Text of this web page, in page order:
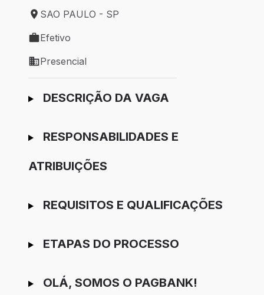
Local de trabalho: SAO PAULO - SP
SAO PAULO - SP
Tipo de vaga: Efetivo
Efetivo
Modelo de trabalho: Presencial
Presencial
Ir para candidatura
DESCRIÇÃO DA VAGA
RESPONSABILIDADES E
ATRIBUIÇÕES
REQUISITOS E QUALIFICAÇÕES
ETAPAS DO PROCESSO
OLÁ, SOMOS O PAGBANK!